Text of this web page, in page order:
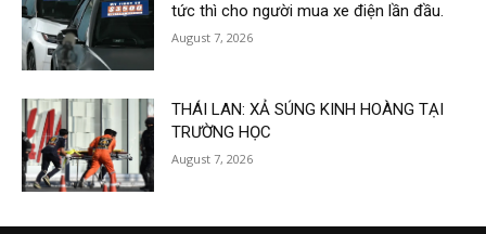
tức thì cho người mua xe điện lần đầu.
August 7, 2026
THÁI LAN: XẢ SÚNG KINH HOÀNG TẠI
TRƯỜNG HỌC
August 7, 2026